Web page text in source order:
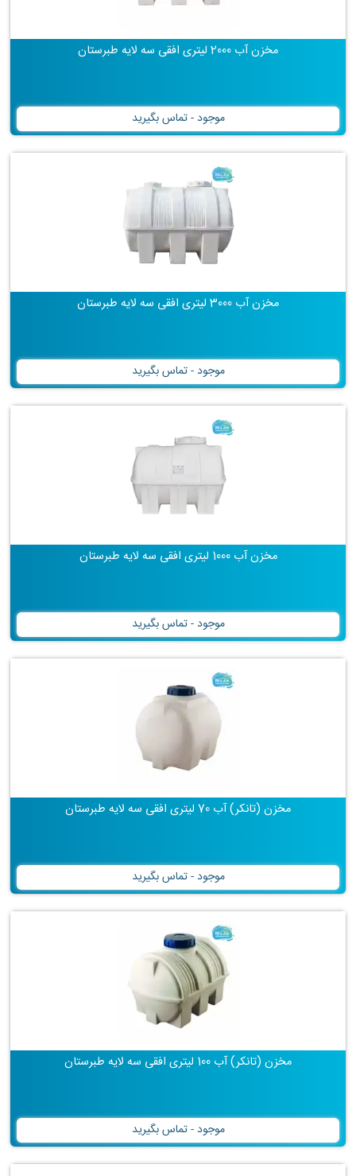
مخزن آب 2000 لیتری افقی سه لایه طبرستان
موجود - تماس بگیرید
مخزن آب 3000 لیتری افقی سه لایه طبرستان
موجود - تماس بگیرید
مخزن آب 1000 لیتری افقی سه لایه طبرستان
موجود - تماس بگیرید
مخزن (تانکر) آب 70 لیتری افقی سه لایه طبرستان
موجود - تماس بگیرید
مخزن (تانکر) آب 100 لیتری افقی سه لایه طبرستان
موجود - تماس بگیرید